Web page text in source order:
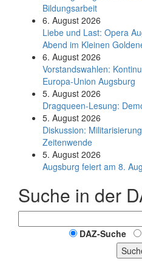
Bildungsarbeit
6. August 2026
Liebe und Last: Opera
Abend im Kleinen
6. August 2026
Vorstandswahlen:
Europa-Union Augsburg
5. August 2026
Dragqueen-Lesung:
5. August 2026
Diskussion:
Zeitenwende
5. August 2026
Augsburg feiert am 8.
Suche in der
DAZ-Suche